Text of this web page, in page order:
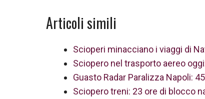
Articoli simili
Scioperi minacciano i viaggi di
Sciopero nel trasporto aereo
Guasto Radar Paralizza Napoli:
Sciopero treni: 23 ore di blocco